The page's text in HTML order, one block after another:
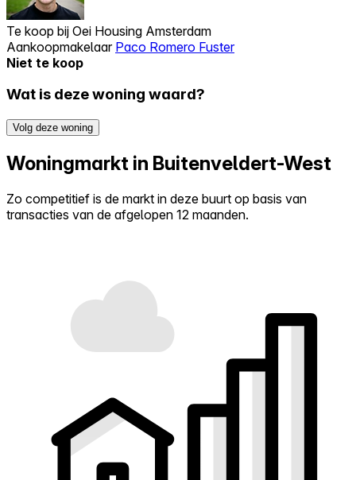
Te koop bij Oei Housing Amsterdam
Aankoopmakelaar Paco Romero Fuster
Niet te koop
Wat is deze woning waard?
Volg deze woning
Woningmarkt in Buitenveldert-West
Zo competitief is de markt in deze buurt op basis van
transacties van de afgelopen 12 maanden.